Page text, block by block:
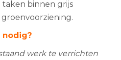
binnen grijs
nodig?
werk te verrichten